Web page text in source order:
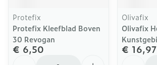
Protefix
Protefix Kleefblad Boven
30 Revogan
€ 6,50
Olivafix
Olivafix
€ 16,97